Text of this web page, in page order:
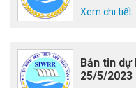
Xem chi tiết
Bản tin
25/5/2023